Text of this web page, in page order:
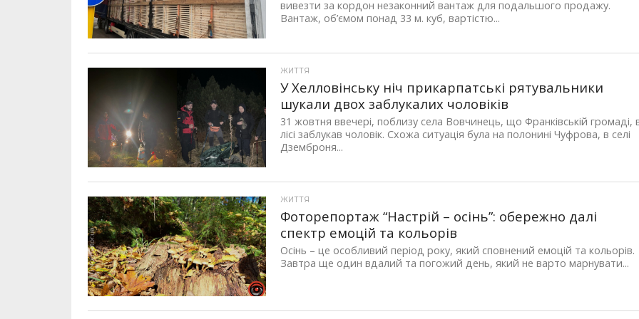
вивезти за кордон незаконний вантаж для подальшого продажу.
Вантаж, об’ємом понад 33 м. куб, вартістю...
ЖИТТЯ
У Хелловінську ніч прикарпатські рятувальники
шукали двох заблукалих чоловіків
31 жовтня ввечері, поблизу села Вовчинець, що Франківській громаді,
лісі заблукав чоловік. Схожа ситуація була на полонині Чуфрова, в селі
Дземброня...
ЖИТТЯ
Фоторепортаж “Настрій – осінь”: обережно далі
спектр емоцій та кольорів
Осінь – це особливий період року, який сповнений емоцій та кольорів.
Завтра ще один вдалий та погожий день, який не варто марнувати...